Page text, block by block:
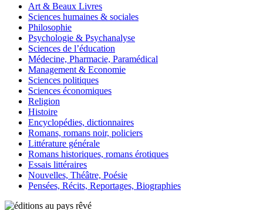
Art & Beaux Livres
Sciences humaines & sociales
Philosophie
Psychologie & Psychanalyse
Sciences de l’éducation
Médecine, Pharmacie, Paramédical
Management & Economie
Sciences politiques
Sciences économiques
Religion
Histoire
Encyclopédies, dictionnaires
Romans, romans noir, policiers
Littérature générale
Romans historiques, romans érotiques
Essais littéraires
Nouvelles, Théâtre, Poésie
Pensées, Récits, Reportages, Biographies